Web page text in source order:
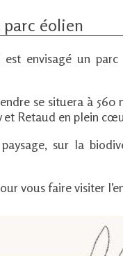
parc éolien
envisagé un
se situera à 560
et Retaud en plein
sur la
vous faire visiter